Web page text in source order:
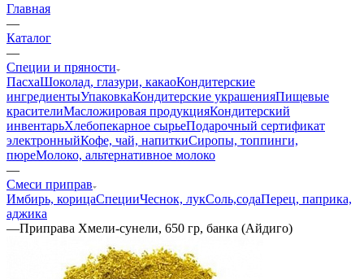
Главная
—
Каталог
—
Специи и пряности
ПасхаШоколад, глазури, какаоКондитерские
ингредиентыУпаковкаКондитерские украшенияПищевые
красителиМасложировая продукцияКондитерский
инвентарьХлебопекарное сырьеПодарочный сертификат
электронныйКофе, чай, напиткиСиропы, топпинги,
пюреМолоко, альтернативное молоко
—
Смеси приправ
Имбирь, корицаСпецииЧеснок, лукСоль,содаПерец, паприка,
аджика
—Приправа Хмели-сунели, 650 гр, банка (Айдиго)